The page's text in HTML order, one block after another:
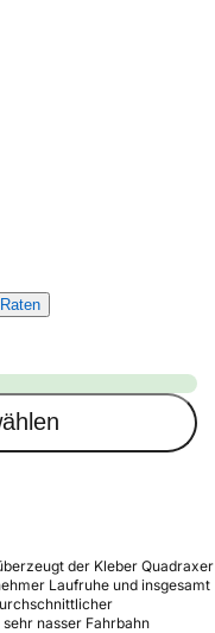
der Kleber Quadraxer
Laufruhe und insgesamt
nasser Fahrbahn